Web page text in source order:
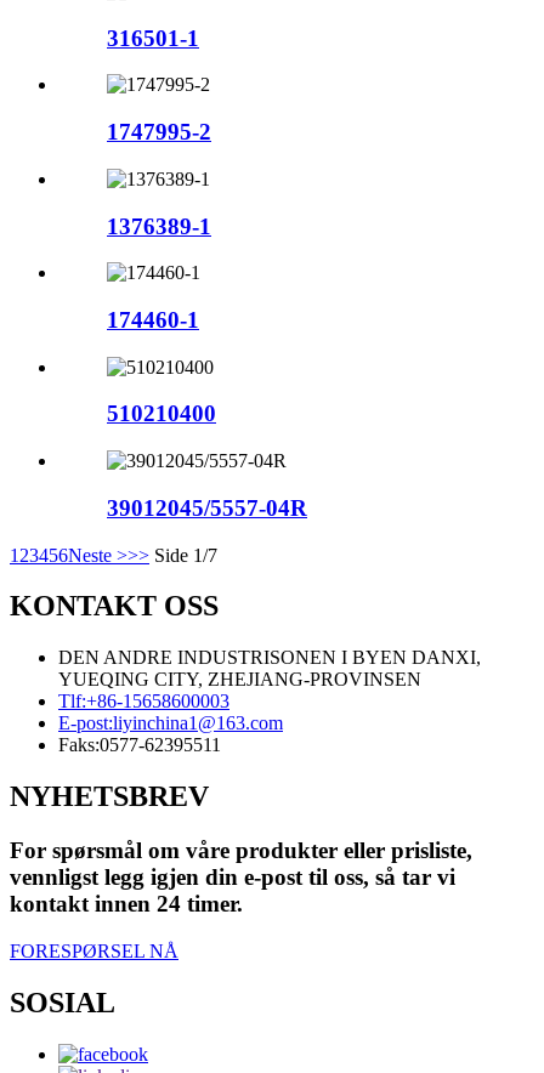
316501-1
1747995-2
1376389-1
174460-1
510210400
39012045/5557-04R
1 23456Neste >>> Side 1/7
KONTAKT OSS
DEN ANDRE INDUSTRISONEN I BYEN DANXI,
YUEQING CITY, ZHEJIANG-PROVINSEN
Tlf:+86-15658600003
E-post:liyinchina1@163.com
Faks:0577-62395511
NYHETSBREV
For spørsmål om våre produkter eller prisliste,
vennligst legg igjen din e-post til oss, så tar vi
kontakt innen 24 timer.
FORESPØRSEL NÅ
SOSIAL